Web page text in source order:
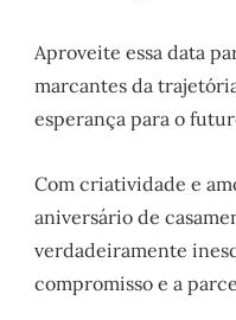
Aproveite essa data
marcantes da
esperança para o
Com criatividade e
aniversário de
verdadeiramente
compromisso e a